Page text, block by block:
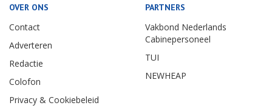
OVER ONS
Contact
Adverteren
Redactie
Colofon
Privacy & Cookiebeleid
PARTNERS
Vakbond Nederlands
Cabinepersoneel
TUI
NEWHEAP